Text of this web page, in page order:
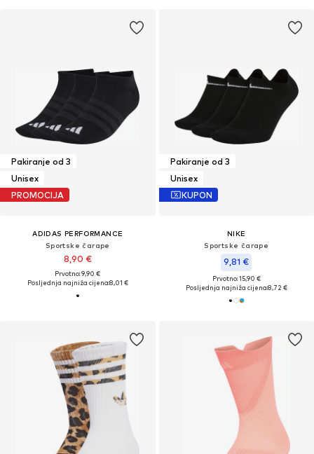
Pakiranje od 3
Unisex
PROMOCIJA
ADIDAS PERFORMANCE
Sportske čarape
8,90 €
Prvotno: 9,90 €
Posljednja najniža cijena:8,01 €
Pakiranje od 3
Unisex
KUPON
NIKE
Sportske čarape
9,81 €
Prvotno: 15,90 €
Posljednja najniža cijena:8,72 €